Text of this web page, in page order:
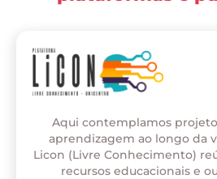
Aqui contemplamos
aprendizagem ao longo da
Licon (Livre Conhecimento)
recursos educacionais e